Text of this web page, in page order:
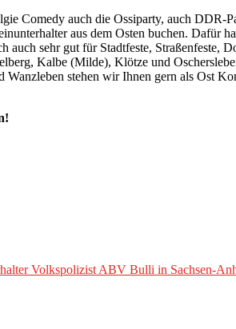
Comedy auch die Ossiparty, auch
aus dem Osten buchen. Dafür
sehr gut für Stadtfeste, Straßenfeste,
Kalbe (Milde), Klötze und
stehen wir Ihnen gern als Ost
Volkspolizist ABV Bulli in Sachsen-